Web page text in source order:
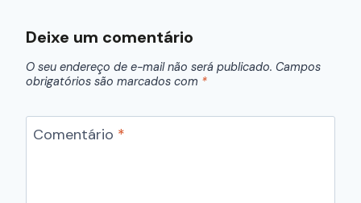
Deixe um comentário
O seu endereço de e-mail não será publicado. Campos
obrigatórios são marcados com *
Comentário *